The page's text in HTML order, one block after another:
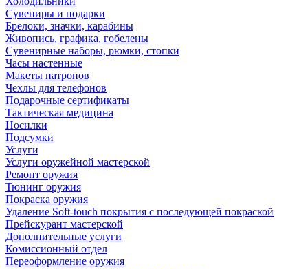
Сувениры и подарки
Брелоки, значки, карабины
Живопись, графика, гобелены
Сувенирные наборы, рюмки, стопки
Часы настенные
Макеты патронов
Чехлы для телефонов
Подарочные сертификаты
Тактическая медицина
Носилки
Подсумки
Услуги
Услуги оружейной мастерской
Ремонт оружия
Тюнинг оружия
Покраска оружия
Удаление Soft-touch покрытия с последующей покраской
Прейскурант мастерской
Дополнительные услуги
Комиссионный отдел
Переоформление оружия